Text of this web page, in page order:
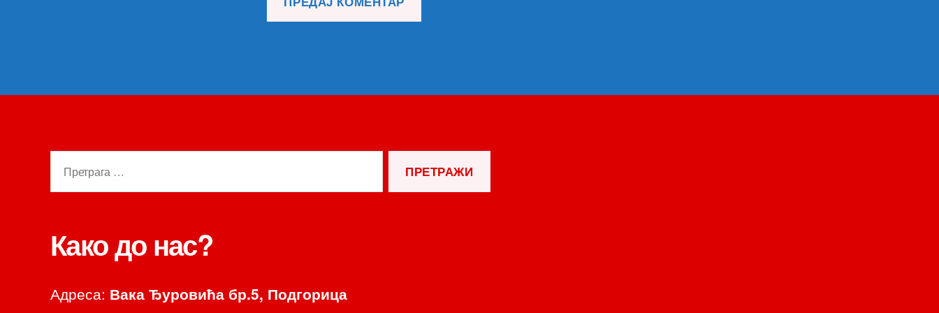
Како до нас?
Адреса: Вака Ђуровића бр.5, Подгорица